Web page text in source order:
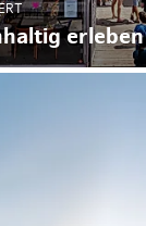
erleben